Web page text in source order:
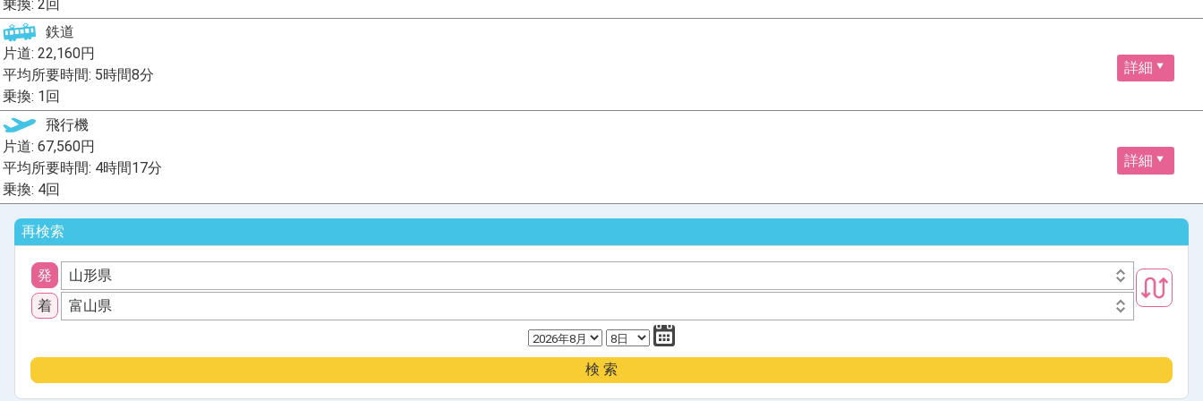
乗換: 2回
鉄道
片道: 22,160円
平均所要時間: 5時間8分
乗換: 1回
詳細
飛行機
片道: 67,560円
平均所要時間: 4時間17分
乗換: 4回
詳細
再検索
発
山形県
着
富山県